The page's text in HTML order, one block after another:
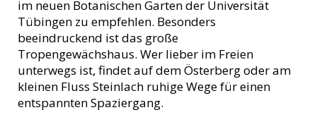
im neuen Botanischen Garten der Universität
Tübingen zu empfehlen. Besonders
beeindruckend ist das große
Tropengewächshaus. Wer lieber im Freien
unterwegs ist, findet auf dem Österberg oder am
kleinen Fluss Steinlach ruhige Wege für einen
entspannten Spaziergang.